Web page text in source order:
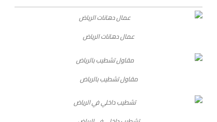
عمال دهانات الرياض
مقاول تشطيب بالرياض